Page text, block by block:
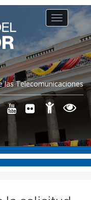
las Telecomunicaciones
Toggle
navigation